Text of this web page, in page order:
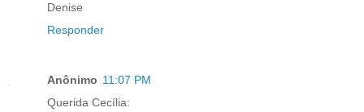
Denise
Responder
Anônimo 11:07 PM
Querida Cecília: